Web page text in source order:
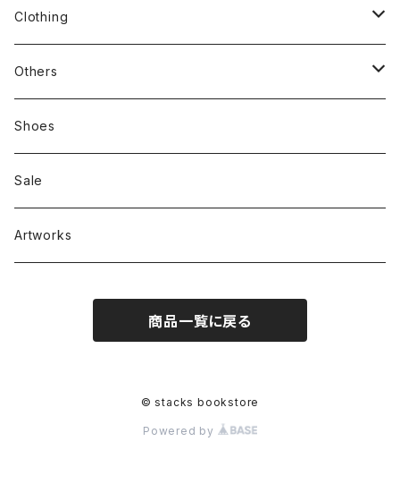
stacks
新刊本
Zine、Other
Clothing
Tees
Sweatshirts
Bag & Accessories
Others
Mixcd
RC SLUM / ROYALTY CLUB
雑貨
Shoes
Sale
Artworks
商品一覧に戻る
© stacks bookstore
Powered by